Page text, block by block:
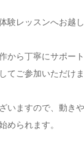
験レッスンへお越し
から丁寧にサポー
てご参加いただけま
いますので、動き
められます。